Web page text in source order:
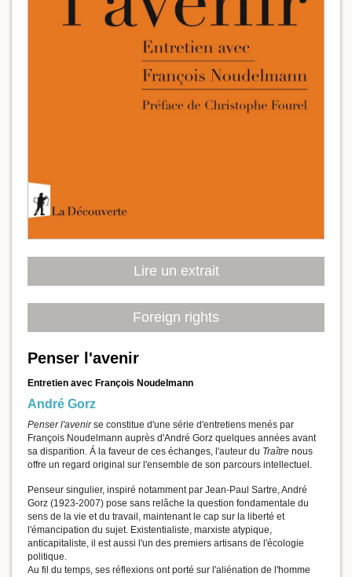
Lire un extrait
Foreign rights
Penser l'avenir
Entretien avec François Noudelmann
André Gorz
Penser l'avenirse constitue d'une série d'entretiens menés par
François Noudelmann auprès d'André Gorz quelques années avant
sa disparition. Á la faveur de ces échanges, l'auteur du Traître nous
offre un regard original sur l'ensemble de son parcours intellectuel.
Penseur singulier, inspiré notamment par Jean-Paul Sartre, André
Gorz (1923-2007) pose sans relâche la question fondamentale du
sens de la vie et du travail, maintenant le cap sur la liberté et
l'émancipation du sujet. Existentialiste, marxiste atypique,
anticapitaliste, il est aussi l'un des premiers artisans de l'écologie
politique.
Au fil du temps, ses réflexions ont porté sur l'aliénation de l'homme